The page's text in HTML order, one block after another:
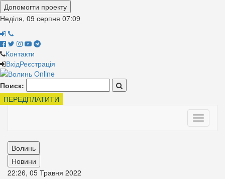
Допомогти проекту
Неділя, 09 серпня 07:09
Контакти
ВхідРеєстрація
Поиск:
ПЕРЕДПЛАТИТИ
Toggle
Волинь
Новини
22:26, 05 Травня 2022